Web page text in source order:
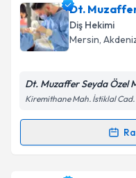
Dt. Fatma Çelik
Size bu uzmandan
hazırlandığında e-
Kişisel
Metni'ni
Dt.
Diş Hekimi
Mersin,
Dt. Muzaffer Seyda Özel
Kiremithane Mah. İstiklal Cad.
Randevu